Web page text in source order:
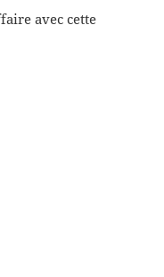
avec cette